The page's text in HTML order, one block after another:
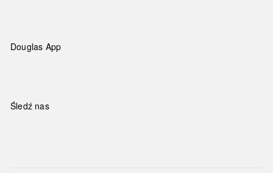
Douglas App
Śledź nas